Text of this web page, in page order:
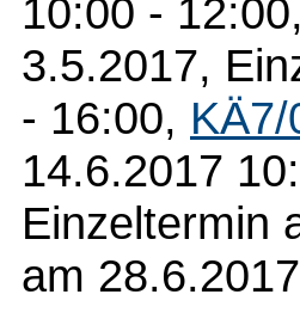
10:00 -
3.5.2017,
- 16:00,
14.6.2017
Einzeltermin
am